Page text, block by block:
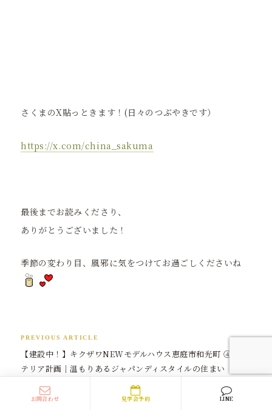
お問合わせ 見学会予約 LINE
さくまのX貼っときます！(日々のつぶやきです）
https://x.com/china_sakuma
最後までお読みくださり、
ありがとうございました！
季節の変わり目、風邪に気をつけてお過ごしくださいね
PREVIOUS ARTICLE
【建設中！】キクザワNEWモデルハウス恵庭市和光町 ④イン
テリア計画｜温もりあるジャパンディスタイルの住まい
NEXT ARTICLE